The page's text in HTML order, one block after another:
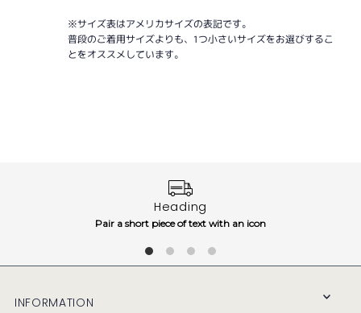
※サイズ表はアメリカサイズの表記です。
普段のご着用サイズよりも、1つ小さいサイズをお選びするこ
とをオススメしています。
Heading
Pair a short piece of text with an icon
INFORMATION